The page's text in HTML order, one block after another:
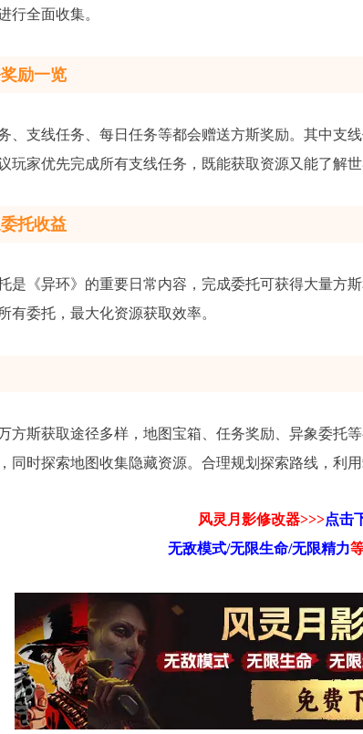
行全面收集。
励一览
、支线任务、每日任务等都会赠送方斯奖励。其中支
玩家优先完成所有支线任务，既能获取资源又能了解世
托收益
是《异环》的重要日常内容，完成委托可获得大量方
有委托，最大化资源获取效率。
方斯获取途径多样，地图宝箱、任务奖励、异象委托
同时探索地图收集隐藏资源。合理规划探索路线，利
风灵月影修改器>>>点击
无敌模式/无限生命/无限精力